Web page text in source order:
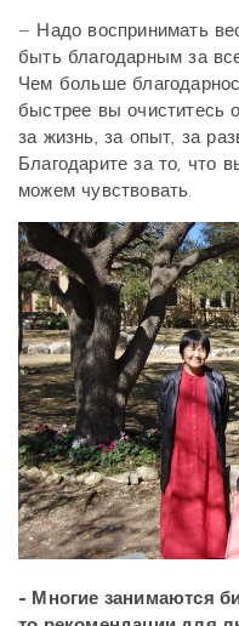
– Надо воспринимать
быть благодарным за
Чем больше
быстрее вы очиститесь
за жизнь, за опыт, за
Благодарите за то, что
можем чувствовать.
- Многие занимаются